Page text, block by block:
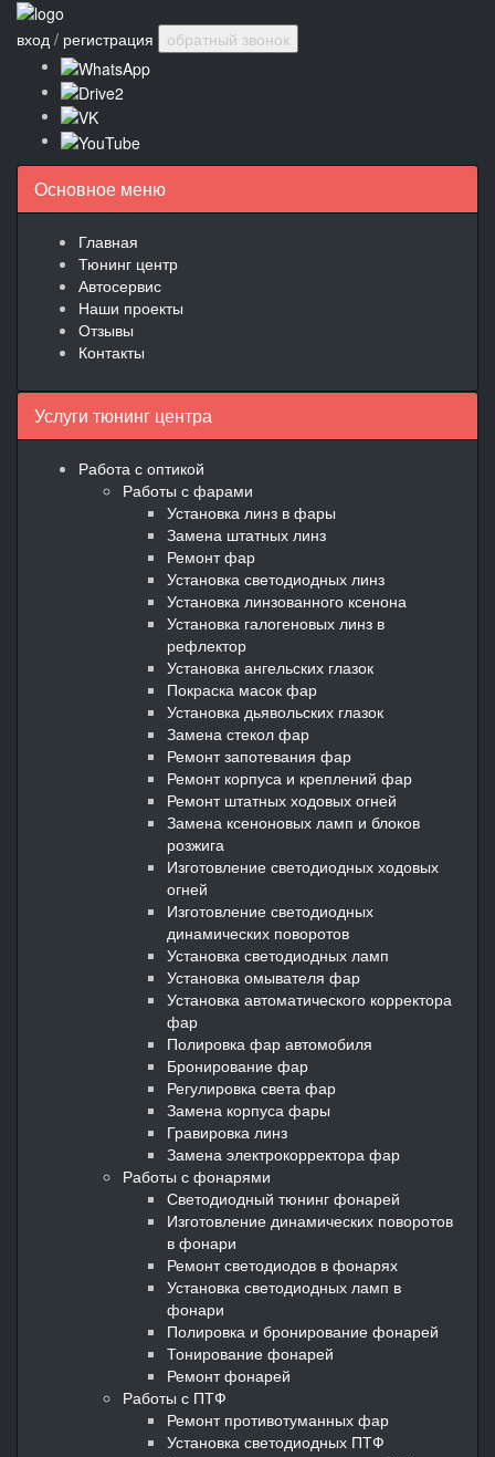
вход / регистрация обратный звонок
Основное меню
Главная
Тюнинг центр
Автосервис
Наши проекты
Отзывы
Контакты
Услуги тюнинг центра
Работа с оптикой
Работы с фарами
Установка линз в фары
Замена штатных линз
Ремонт фар
Установка светодиодных линз
Установка линзованного ксенона
Установка галогеновых линз в
рефлектор
Установка ангельских глазок
Покраска масок фар
Установка дьявольских глазок
Замена стекол фар
Ремонт запотевания фар
Ремонт корпуса и креплений фар
Ремонт штатных ходовых огней
Замена ксеноновых ламп и блоков
розжига
Изготовление светодиодных ходовых
огней
Изготовление светодиодных
динамических поворотов
Установка светодиодных ламп
Установка омывателя фар
Установка автоматического корректора
фар
Полировка фар автомобиля
Бронирование фар
Регулировка света фар
Замена корпуса фары
Гравировка линз
Замена электрокорректора фар
Работы с фонарями
Светодиодный тюнинг фонарей
Изготовление динамических поворотов
в фонари
Ремонт светодиодов в фонарях
Установка светодиодных ламп в
фонари
Полировка и бронирование фонарей
Тонирование фонарей
Ремонт фонарей
Работы с ПТФ
Ремонт противотуманных фар
Установка светодиодных ПТФ